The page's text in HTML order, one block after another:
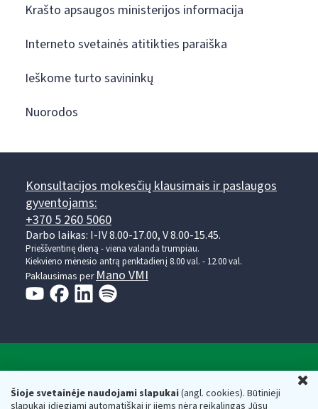
Šioje svetainėje naudojami slapukai(angl. cookies). Būtinieji
slapukai įdiegiami automatiškai ir jiems nėra reikalingas Jūsų
Krašto apsaugos ministerijos informacija
Interneto svetainės atitikties paraiška
Ieškome turto savininkų
Nuorodos
Konsultacijos mokesčių klausimais ir paslaugos
gyventojams:
+370 5 260 5060
Darbo laikas: I-IV 8.00-17.00, V 8.00-15.45.
Prieššventinę dieną - viena valanda trumpiau.
Kiekvieno mėnesio antrą penktadienį 8.00 val. - 12.00 val.
Paklausimas per Mano VMI
Respublikos finansų ministerijos